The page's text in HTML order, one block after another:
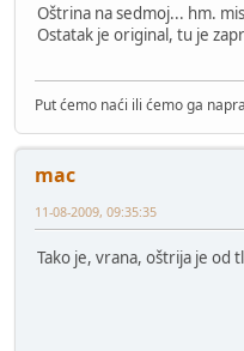
Oštrina na sedmoj... hm.
Ostatak je original, tu je
Put ćemo naći ili ćemo ga
mac
11-08-2009, 09:35:35
Tako je, vrana, oštrija je od